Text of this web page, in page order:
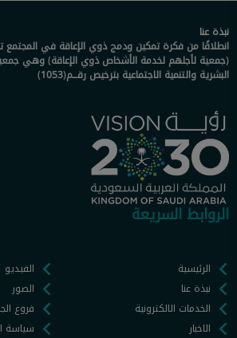
نبذة عنا
انطلاقًا من فكرة تمكين ودمج ذوي الإعاقة في
(جمعية لأجلهم لخدمة الأشخاص ذوي الإعاقة) وهي
البشرية والتنمية الاجتماعية بترخيص رقـــم(1053)
الروابط السريعة
الرئيسية
نبذة عنا
الخدمات الالكترونية
الاخبار
الفيديو
الصور
فروع
سياسة